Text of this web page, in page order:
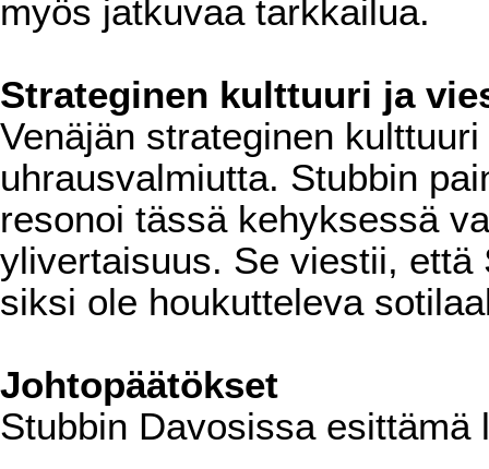
myös jatkuvaa tarkkailua.
Strateginen kulttuuri ja
Venäjän strateginen
uhrausvalmiutta. Stubbin
resonoi tässä kehyksessä
ylivertaisuus. Se viestii, että
siksi ole houkutteleva
Johtopäätökset
Stubbin Davosissa esittämä